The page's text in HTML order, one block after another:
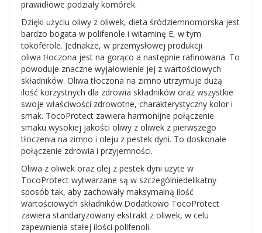
prawidłowe podziały komórek.
Dzięki użyciu oliwy z oliwek, dieta śródziemnomorska jest
bardzo bogata w polifenole i witaminę E, w tym
tokoferole. Jednakże, w przemysłowej produkcji
oliwa tłoczona jest na gorąco a następnie rafinowana. To
powoduje znaczne wyjałowienie jej z wartościowych
składników. Oliwa tłoczona na zimno utrzymuje dużą
ilość korzystnych dla zdrowia składników oraz wszystkie
swoje właściwości zdrowotne, charakterystyczny kolor i
smak. TocoProtect zawiera harmonijne połączenie
smaku wysokiej jakości oliwy z oliwek z pierwszego
tłoczenia na zimno i oleju z pestek dyni. To doskonałe
połączenie zdrowia i przyjemności.
Oliwa z oliwek oraz olej z pestek dyni użyte w
TocoProtect wytwarzane są w szczególniedelikatny
sposób tak, aby zachowały maksymalną ilość
wartościowych składników.Dodatkowo TocoProtect
zawiera standaryzowany ekstrakt z oliwek, w celu
zapewnienia stałej ilości polifenoli.